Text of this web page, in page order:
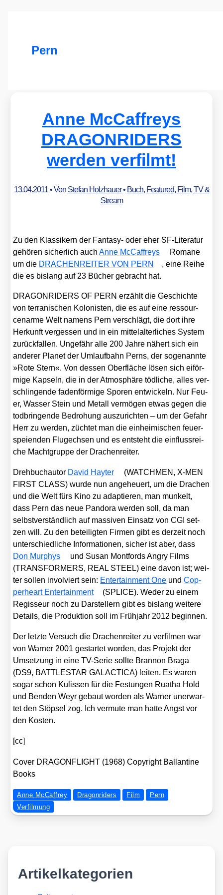
Pern
Anne McCaffreys
DRAGONRIDERS
werden verfilmt!
13.04.2011• Von Stefan Holzhauer• Buch, Featured, Film, TV &
Stream
Zu den Klas­si­kern der Fan­ta­sy- oder eher SF-Lite­ra­tur
gehö­ren sicher­lich auchAnne McCaf­freys
Roma­ne
um die DRACHENREITER VON PERN
, eine Rei­he
die es bis­lang auf 23 Bücher gebracht hat.
DRAGONRIDERS OF PERN erzählt die Geschich­te
von ter­ra­ni­schen Kolo­nis­ten, die es auf eine res­sour­
cen­ar­me Welt namens Pern ver­schlägt, die dort ihre
Her­kunft ver­ges­sen und in ein mit­tel­al­ter­li­ches Sys­tem
zurück­fal­len. Unge­fähr alle 200 Jah­re nähert sich ein
ande­rer Pla­net der Umlauf­bahn Perns, der soge­nann­te
»Rote Stern«. Von des­sen Ober­flä­che lösen sich eiför­
mi­ge Kap­seln, die in der Atmo­sphä­re töd­li­che, alles ver­
schlin­gen­de faden­för­mi­ge Spo­ren ent­wi­ckeln. Nur Feu­
er, Was­ser Stein und Metall ver­mö­gen etwas gegen die
tod­brin­gen­de Bedro­hung aus­zu­rich­ten – um der Gefahr
Herr zu wer­den, züch­tet man die ein­hei­mi­schen feu­er­
spei­en­den Flug­ech­sen und es ent­steht die ein­fluss­rei­
che Macht­grup­pe der Dra­chen­rei­ter.
Dreh­buch­au­tor David Hay­ter
(WATCHMEN, X‑MEN
FIRST CLASS) wur­de nun ange­heu­ert, um die Dra­chen
und die Welt fürs Kino zu adap­tie­ren, man mun­kelt,
dass Pern das neue Pan­do­ra wer­den soll, da man
selbst­ver­ständ­lich auf mas­si­ven Ein­satz von CGI set­
zen will. Zu den betei­lig­ten Fir­men gibt es der­zeit noch
unter­schied­li­che Infor­ma­tio­nen, sicher ist aber, dass
Don Mur­phys
und Sus­an Mont­fords Angry Films
(TRANSFORMERS, REAL STEEL) eine davon ist; wei­
ter sol­len invol­viert sein: Enter­tain­ment One undCop­
per­he­art Enter­tain­ment
(SPLICE). Weder zu einem
Regis­seur noch zu Dar­stel­lern gibt es bis­lang wei­te­re
Details, die Pro­duk­ti­on soll im Früh­jahr 2012 begin­nen.
Der letz­te Ver­such die Dra­chen­rei­ter zu ver­fil­men war
von War­ner 2001 gestar­tet wor­den, das Pro­jekt der
Umset­zung in eine TV-Serie soll­te Bran­non Bra­ga
(DS9, BATTLESTAR GALACTICA) lei­ten. Es waren
sogar schon Kulis­sen für die Fes­tun­gen Rua­tha Hold
und Ben­den Weyr gebaut wor­den als War­ner uner­war­
tet den Stöp­sel zog. Ich ver­mu­te man hat­te Angst vor
den Kos­ten.
[cc]
Cover DRAGONFLIGHT (1968) Copy­right Ballan­ti­ne
Books
Anne McCaffrey Dragonriders Film
Pern
Verfilmung
Artikelkategorien